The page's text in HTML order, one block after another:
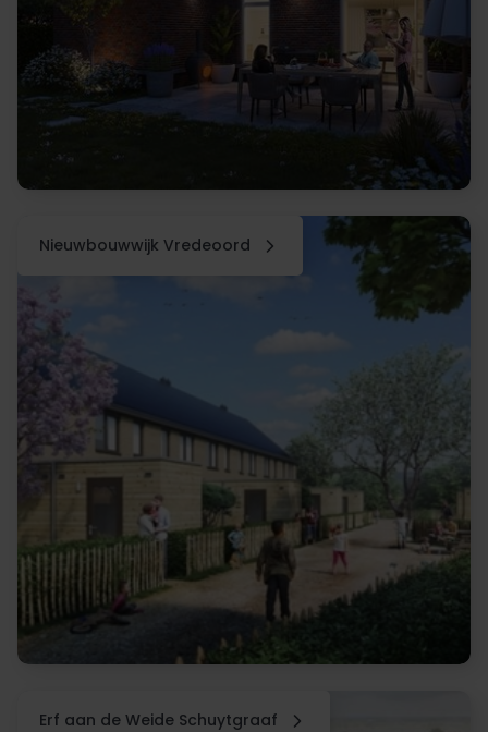
Nieuwbouwwijk Vredeoord
Erf aan de Weide Schuytgraaf